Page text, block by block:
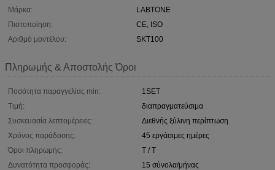
Μάρκα:
LABTONE
Πιστοποίηση:
CE, ISO
Αριθμό μοντέλου:
SKT100
Πληρωμής & Αποστολής Όροι
Ποσότητα παραγγελίας min:
1SET
Τιμή:
διαπραγματεύσιμα
Συσκευασία λεπτομέρειες:
Διεθνής ξύλινη περίπτωση
Χρόνος παράδοσης:
45 εργάσιμες ημέρες
Όροι πληρωμής:
T / T
Δυνατότητα προσφοράς:
15 σύνολα/μήνας